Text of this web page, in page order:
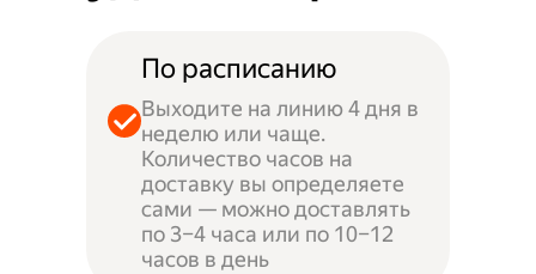
По расписанию
Выходите на линию 4 дня в
неделю или чаще.
Количество часов на
доставку вы определяете
сами — можно доставлять
по 3–4 часа или по 10–12
часов в день